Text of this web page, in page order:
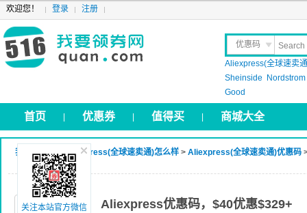
欢迎您！ 登录 注册
优惠码
晒 单
Aliexpress(全球速卖
Sheinside
Good
首页 优惠券 值得买 商城大全
我要领券网 >Aliexpress(全球速卖通)怎么样 > Aliexpress(全球速卖通)优惠码
Aliexpress优惠码，$40优惠$329+
关注本站官方微信